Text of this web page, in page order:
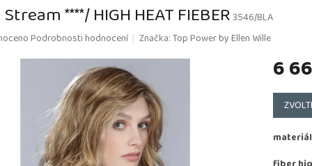
****/ HIGH HEAT FIEBER3546/BLA
Podrobnosti hodnocení Značka:Top Power by Ellen Wille
6
Měrná
cena: